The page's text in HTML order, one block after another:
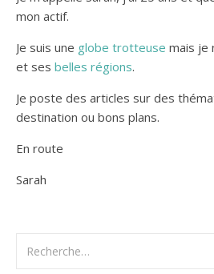
mon actif.
Je suis une globe trotteuse mais je
et ses belles régions.
Je poste des articles sur des
destination ou bons plans.
En route
Sarah